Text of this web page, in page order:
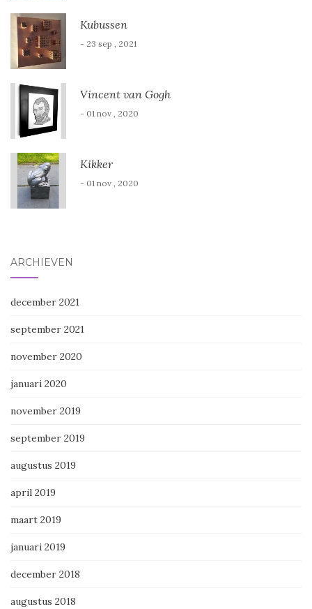
Kubussen
- 23 sep , 2021
Vincent van Gogh
- 01 nov , 2020
Kikker
- 01 nov , 2020
ARCHIEVEN
december 2021
september 2021
november 2020
januari 2020
november 2019
september 2019
augustus 2019
april 2019
maart 2019
januari 2019
december 2018
augustus 2018